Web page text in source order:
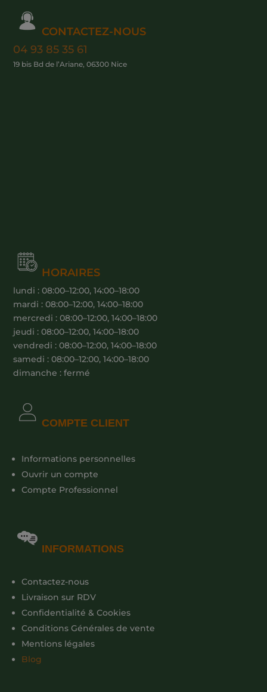
CONTACTEZ-NOUS
04 93 85 35 61
19 bis Bd de l’Ariane, 06300 Nice
HORAIRES
lundi : 08:00–12:00, 14:00–18:00
mardi : 08:00–12:00, 14:00–18:00
mercredi : 08:00–12:00, 14:00–18:00
jeudi : 08:00–12:00, 14:00–18:00
vendredi : 08:00–12:00, 14:00–18:00
samedi : 08:00–12:00, 14:00–18:00
dimanche : fermé
COMPTE CLIENT
Informations personnelles
Ouvrir un compte
Compte Professionnel
INFORMATIONS
Contactez-nous
Livraison sur RDV
Confidentialité & Cookies
Conditions Générales de vente
Mentions légales
Blog